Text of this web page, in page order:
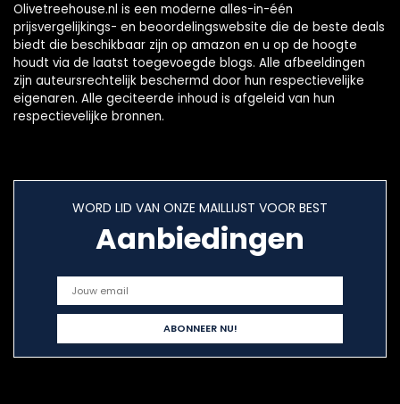
Olivetreehouse.nl is een moderne alles-in-één
prijsvergelijkings- en beoordelingswebsite die de beste deals
biedt die beschikbaar zijn op amazon en u op de hoogte
houdt via de laatst toegevoegde blogs. Alle afbeeldingen
zijn auteursrechtelijk beschermd door hun respectievelijke
eigenaren. Alle geciteerde inhoud is afgeleid van hun
respectievelijke bronnen.
WORD LID VAN ONZE MAILLIJST VOOR BEST
Aanbiedingen